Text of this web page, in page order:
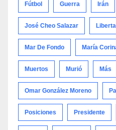
Fútbol Guerra Irán
José Cheo Salazar
Mar De Fondo María
Muertos Murió Más
Omar González Moreno
Posiciones Presidente